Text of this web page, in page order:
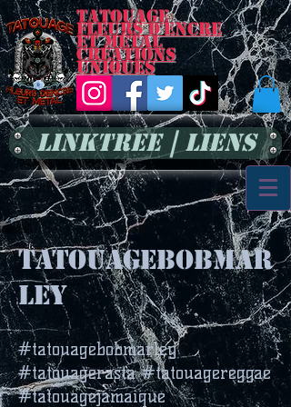
Tatouage
Fleurs d'encre
et métal
Créations
uniques
LinkTree | Liens
tatouagebobmar
ley
#tatouagebobmarley
#tatouagerasta #tatouagereggae
#tatouagejamaique